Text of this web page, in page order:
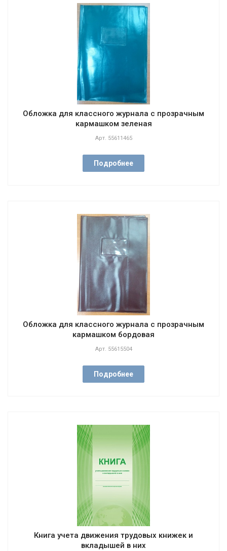
Обложка для классного журнала с прозрачным
кармашком зеленая
Арт. 55611465
Подробнее
Обложка для классного журнала с прозрачным
кармашком бордовая
Арт. 55615504
Подробнее
Книга учета движения трудовых книжек и
вкладышей в них